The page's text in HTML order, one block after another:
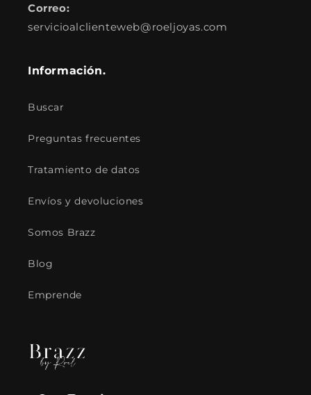
Correo:
servicioalclienteweb@roeljoyas.com
Información.
Buscar
Preguntas frecuentes
Tratamiento de datos
Envíos y devoluciones
Somos Brazz
Blog
Emprende